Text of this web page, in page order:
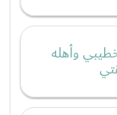
وأهله